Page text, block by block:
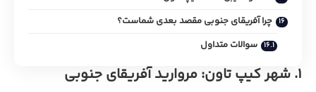
چرا آفریقای جنوبی مقصد بعدی شماست؟
سوالات متداول
۱. شهر کیپ تاون: مروارید آفریقای جنوبی